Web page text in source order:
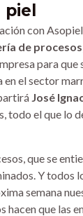
con
de procesos
para
el sector
José
todo el que lo
que se
Y todos
semana
hacen que las